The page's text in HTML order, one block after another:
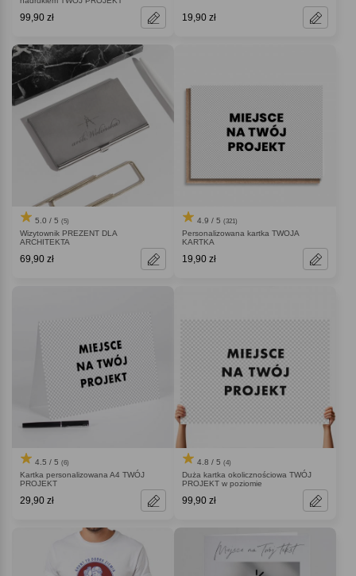
99,90 zł 19,90 zł
5.0 / 5 (5)
Wizytownik PREZENT DLA
ARCHITEKTA
69,90 zł
4.9 / 5 (321)
Personalizowana kartka TWOJA
KARTKA
19,90 zł
4.5 / 5 (6)
Kartka personalizowana A4 TWÓJ
PROJEKT
29,90 zł
4.8 / 5 (4)
Duża kartka okolicznościowa TWÓJ
PROJEKT w poziomie
99,90 zł